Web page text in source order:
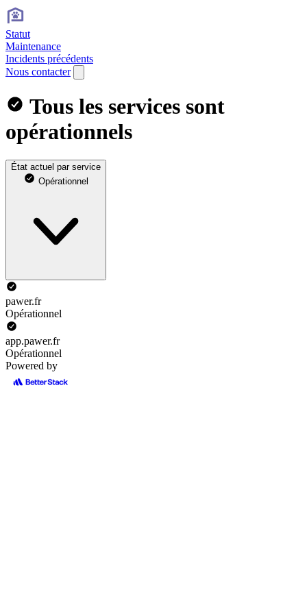
Statut
Maintenance
Incidents précédents
Nous contacter
Tous les services sont
opérationnels
État actuel par service
Opérationnel
pawer.fr
Opérationnel
app.pawer.fr
Opérationnel
Powered by